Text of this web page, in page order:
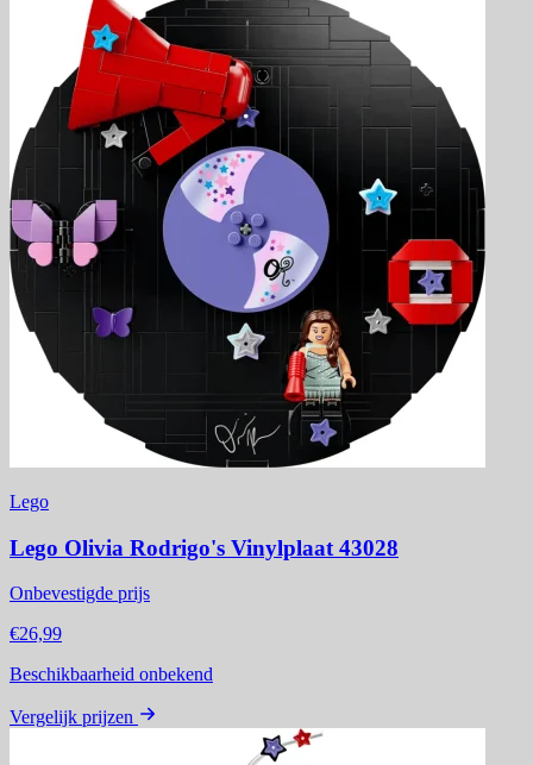
Lego
Lego Olivia Rodrigo's Vinylplaat 43028
Onbevestigde prijs
€26,99
Beschikbaarheid onbekend
Vergelijk prijzen